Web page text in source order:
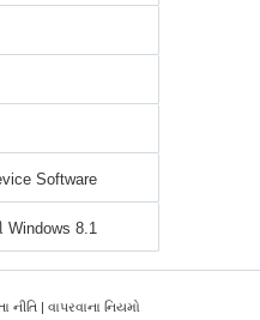
Software
Windows 8.1
નીતિ | વાપરવાના નિયમો